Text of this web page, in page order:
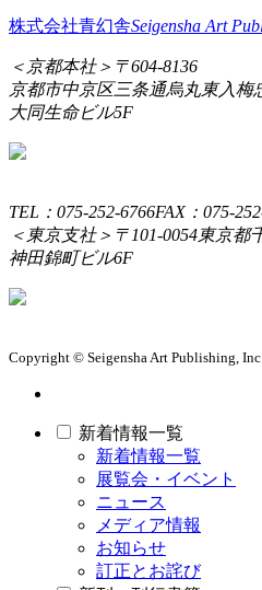
株式会社青幻舎Seigensha Art
＜京都本社＞ 〒604-8136
京都市中京区三条通烏丸東入
大同生命ビル5F
TEL：075-252-6766FAX：075-
＜東京支社＞ 〒101-0054東京都
神田錦町ビル6F
Copyright © Seigensha Art Publishing,
新着情報一覧
新着情報一覧
展覧会・イベント
ニュース
メディア情報
お知らせ
訂正とお詫び